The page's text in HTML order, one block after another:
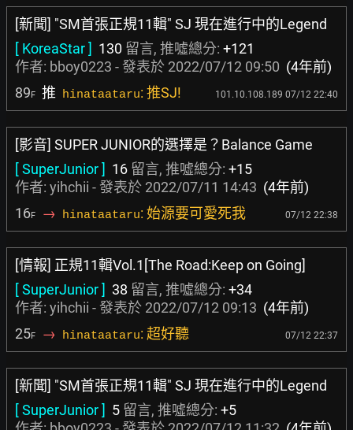
[新聞] "SM首張正規11輯" SJ 現在進行中的Legend
[ KoreaStar ] 130 留言, 推噓總分: +121
作者: bboy0223 - 發表於 2022/07/12 09:50 (4年前)
89F 推 hinataataru: 推SJ! 101.10.108.189 07/12 22:40
[影音] SUPER JUNIOR的選擇是？Balance Game
[ SuperJunior ] 16 留言, 推噓總分: +15
作者: yihchii - 發表於 2022/07/11 14:43 (4年前)
16F → hinataataru: 始源要可愛死我 07/12 22:38
[情報] 正規11輯Vol.1[The Road:Keep on Going]
[ SuperJunior ] 38 留言, 推噓總分: +34
作者: yihchii - 發表於 2022/07/12 09:13 (4年前)
25F → hinataataru: 超好聽 07/12 22:37
[新聞] "SM首張正規11輯" SJ 現在進行中的Legend
[ SuperJunior ] 5 留言, 推噓總分: +5